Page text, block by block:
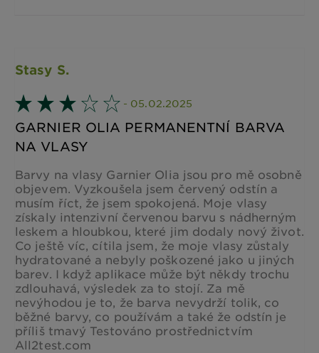
Stasy S.
- 05.02.2025
GARNIER OLIA PERMANENTNÍ BARVA
NA VLASY
Barvy na vlasy Garnier Olia jsou pro mě osobně
objevem. Vyzkoušela jsem červený odstín a
musím říct, že jsem spokojená. Moje vlasy
získaly intenzivní červenou barvu s nádherným
leskem a hloubkou, které jim dodaly nový život.
Co ještě víc, cítila jsem, že moje vlasy zůstaly
hydratované a nebyly poškozené jako u jiných
barev. I když aplikace může být někdy trochu
zdlouhavá, výsledek za to stojí. Za mě
nevýhodou je to, že barva nevydrží tolik, co
běžné barvy, co používám a také že odstín je
příliš tmavý Testováno prostřednictvím
All2test.com